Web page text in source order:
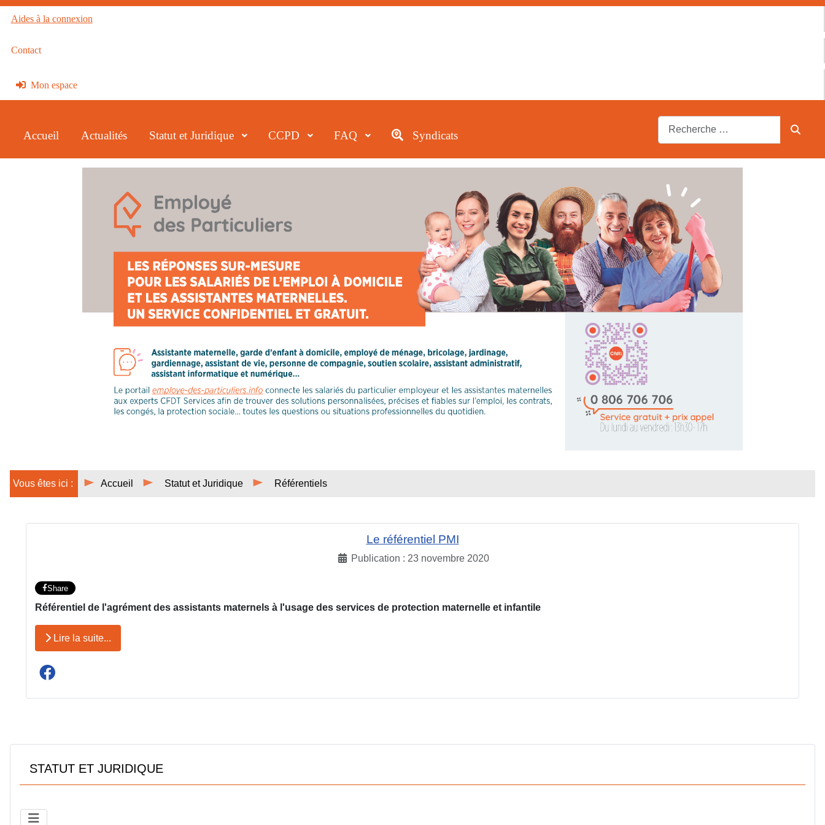
Aides à la connexion
Contact
Mon espace
Accueil Actualités Statut et Juridique CCPD FAQ Syndicats
Vous êtes ici : Accueil Statut et Juridique Référentiels
Le référentiel PMI
Publication : 23 novembre 2020
Share
Référentiel de l'agrément des assistants maternels à l'usage des services de protection maternelle et infantile
Lire la suite...
STATUT ET JURIDIQUE